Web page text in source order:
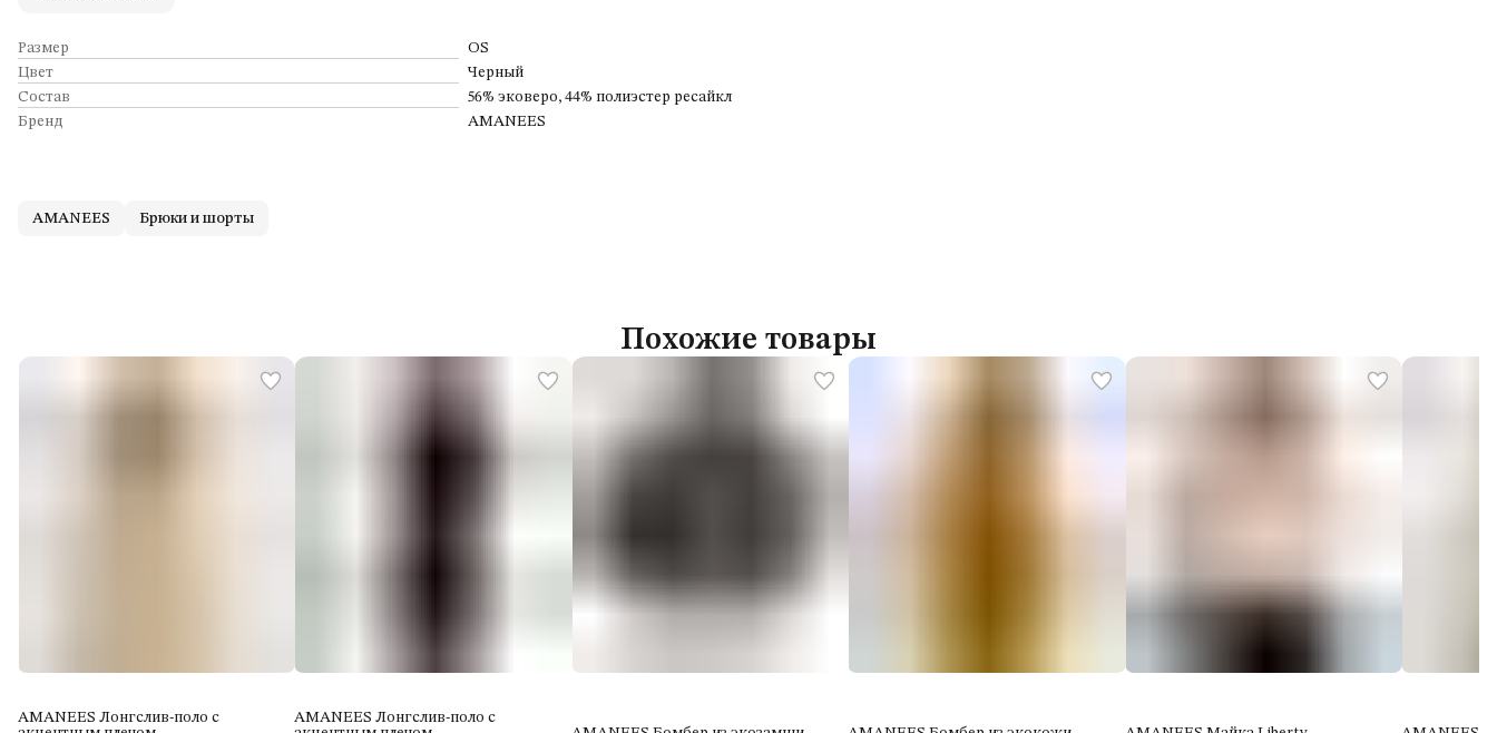
Размер
OS
Цвет
Черный
Состав
56% эковеро, 44% полиэстер ресайкл
Бренд
AMANEES
AMANEES Брюки и шорты
Похожие товары
AMANEES Лонгслив-поло с
AMANEES Лонгслив-поло с